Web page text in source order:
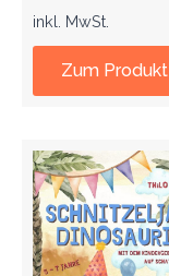
inkl. MwSt.
Zum Produkt